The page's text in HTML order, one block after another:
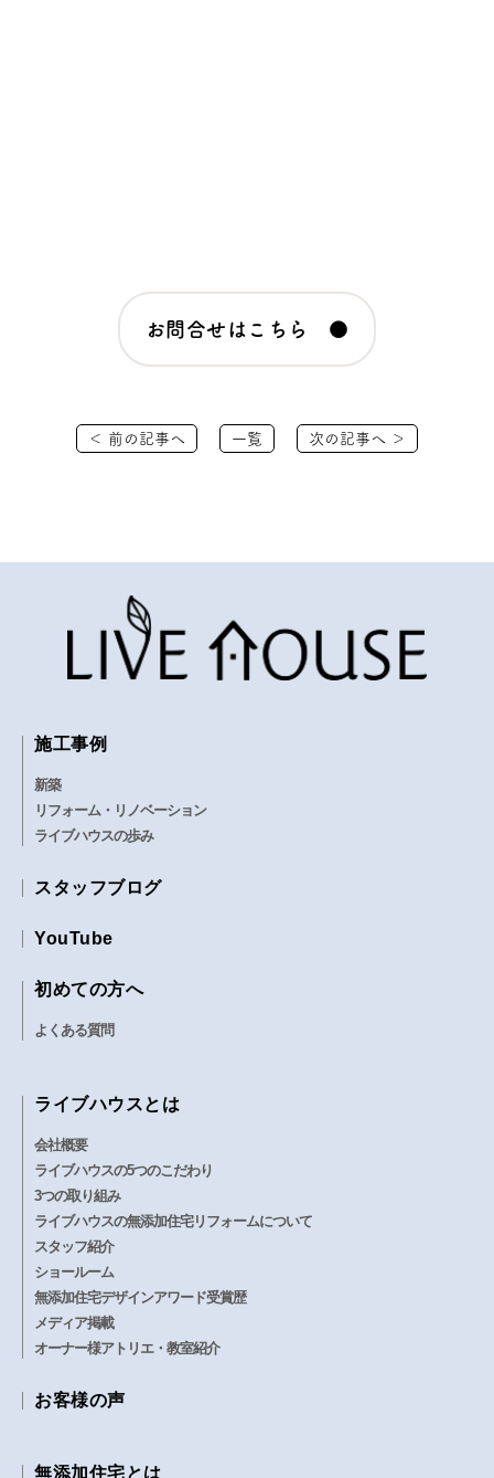
お問合せはこちら ●
＜ 前の記事へ 一覧 次の記事へ ＞
施工事例
新築
リフォーム・リノベーション
ライブハウスの歩み
スタッフブログ
YouTube
初めての方へ
よくある質問
ライブハウスとは
会社概要
ライブハウスの5つのこだわり
3つの取り組み
ライブハウスの無添加住宅リフォームについて
スタッフ紹介
ショールーム
無添加住宅デザインアワード受賞歴
メディア掲載
オーナー様アトリエ・教室紹介
お客様の声
無添加住宅とは